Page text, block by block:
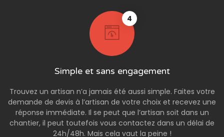
4
Simple et sans engagement
Trouvez un artisan n’a jamais été aussi simple. Faites votre
demande de devis à l’artisan de votre choix et recevez une
réponse immédiate. Il se peut que l’artisan soit dans un
chantier, il peut toutefois vous contactez dans un délai de
24h/48h. Mais cela vaut la peine !